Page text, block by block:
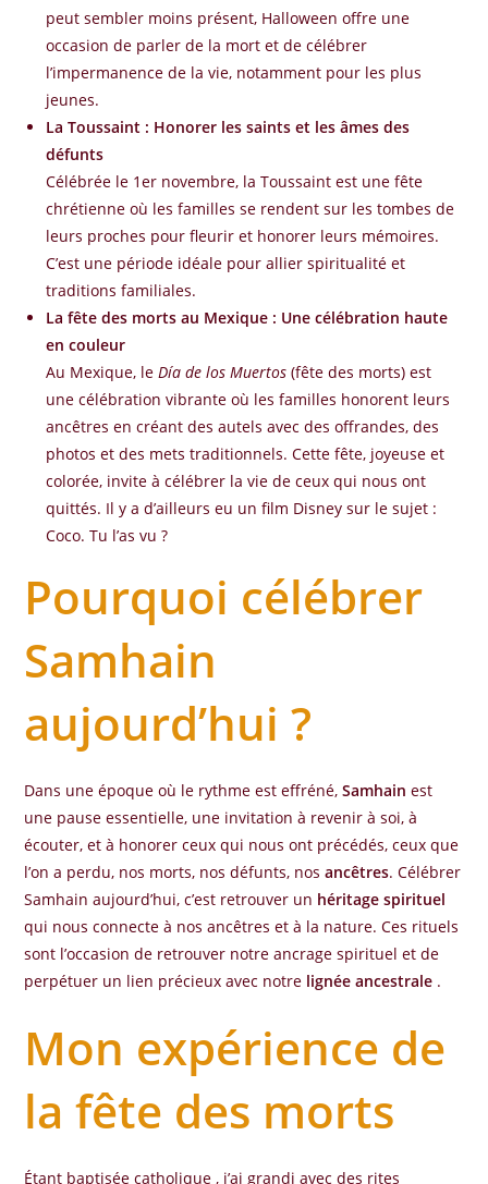
peut sembler moins présent, Halloween offre une
occasion de parler de la mort et de célébrer
l’impermanence de la vie, notamment pour les plus
jeunes.
La Toussaint : Honorer les saints et les âmes des
défunts
Célébrée le 1er novembre, la Toussaint est une fête
chrétienne où les familles se rendent sur les tombes de
leurs proches pour fleurir et honorer leurs mémoires.
C’est une période idéale pour allier spiritualité et
traditions familiales.
La fête des morts au Mexique : Une célébration haute
en couleur
Au Mexique, leDía de los Muertos (fête des morts) est
une célébration vibrante où les familles honorent leurs
ancêtres en créant des autels avec des offrandes, des
photos et des mets traditionnels. Cette fête, joyeuse et
colorée, invite à célébrer la vie de ceux qui nous ont
quittés. Il y a d’ailleurs eu un film Disney sur le sujet :
Coco. Tu l’as vu ?
Pourquoi célébrer
Samhain
aujourd’hui ?
Dans une époque où le rythme est effréné,Samhainest
une pause essentielle, une invitation à revenir à soi, à
écouter, et à honorer ceux qui nous ont précédés, ceux que
l’on a perdu, nos morts, nos défunts, nosancêtres. Célébrer
Samhain aujourd’hui, c’est retrouver un héritage spirituel
qui nous connecte à nos ancêtres et à la nature. Ces rituels
sont l’occasion de retrouver notre ancrage spirituel et de
perpétuer un lien précieux avec notre lignée ancestrale .
Mon expérience de
la fête des morts
Étant baptisée catholique , j’ai grandi avec des rites